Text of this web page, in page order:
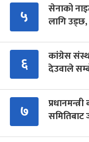
५
सेनाको
लागि
६
कांग्रेस
देउवाले
७